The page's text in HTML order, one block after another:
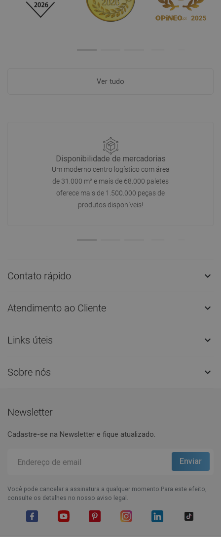
Ver tudo
Disponibilidade de mercadorias
Um moderno centro logístico com área
de 31.000 m² e mais de 68.000 paletes
oferece mais de 1.500.000 peças de
produtos disponíveis!
Contato rápido 
Atendimento ao Cliente 
Links úteis 
Sobre nós 
Newsletter
Cadastre-se na Newsletter e fique atualizado.
Você pode cancelar a assinatura a qualquer momento.Para este efeito,
consulte os detalhes no nosso aviso legal.